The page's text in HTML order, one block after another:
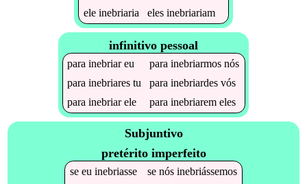
ele inebriaria eles inebriariam
infinitivo pessoal
parainebriareu parainebriarmos nós
parainebriares tu parainebriardes vós
parainebriarele parainebriarem eles
Subjuntivo
pretérito imperfeito
se eu inebriasse se nós inebriássemos